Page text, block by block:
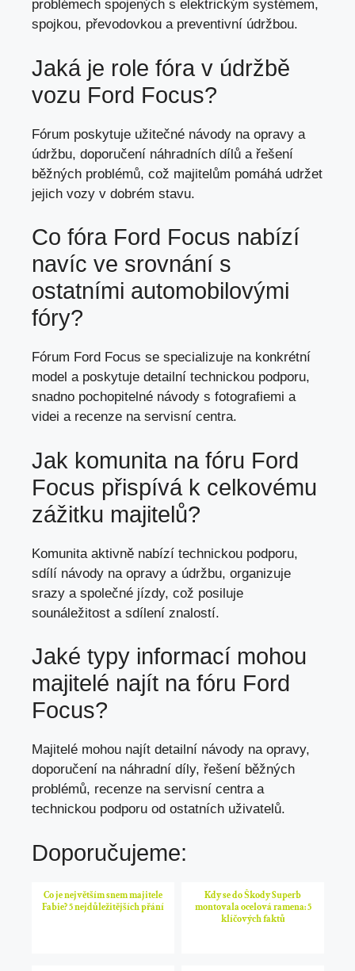
problémech spojených s elektrickým systémem,
spojkou, převodovkou a preventivní údržbou.
Jaká je role fóra v údržbě
vozu Ford Focus?
Fórum poskytuje užitečné návody na opravy a
údržbu, doporučení náhradních dílů a řešení
běžných problémů, což majitelům pomáhá udržet
jejich vozy v dobrém stavu.
Co fóra Ford Focus nabízí
navíc ve srovnání s
ostatními automobilovými
fóry?
Fórum Ford Focus se specializuje na konkrétní
model a poskytuje detailní technickou podporu,
snadno pochopitelné návody s fotografiemi a
videi a recenze na servisní centra.
Jak komunita na fóru Ford
Focus přispívá k celkovému
zážitku majitelů?
Komunita aktivně nabízí technickou podporu,
sdílí návody na opravy a údržbu, organizuje
srazy a společné jízdy, což posiluje
sounáležitost a sdílení znalostí.
Jaké typy informací mohou
majitelé najít na fóru Ford
Focus?
Majitelé mohou najít detailní návody na opravy,
doporučení na náhradní díly, řešení běžných
problémů, recenze na servisní centra a
technickou podporu od ostatních uživatelů.
Doporučujeme:
Co je největším snem majitele
Fabie? 5 nejdůležitějších přání
Kdy se do Škody Superb
montovala ocelová ramena: 5
klíčových faktů